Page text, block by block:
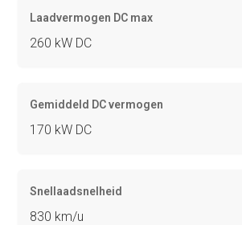
Laadvermogen DC max
260 kW DC
Gemiddeld DC vermogen
170 kW DC
Snellaadsnelheid
830 km/u